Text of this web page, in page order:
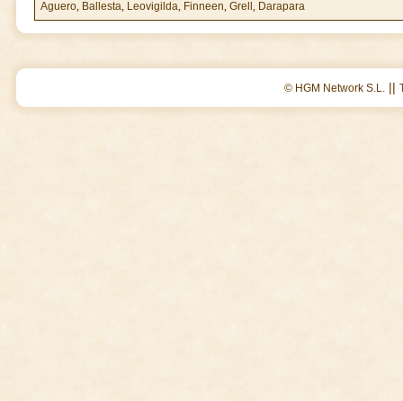
Aguero, Ballesta, Leovigilda, Finneen, Grell , Darapara
© HGM Network S.L. ||